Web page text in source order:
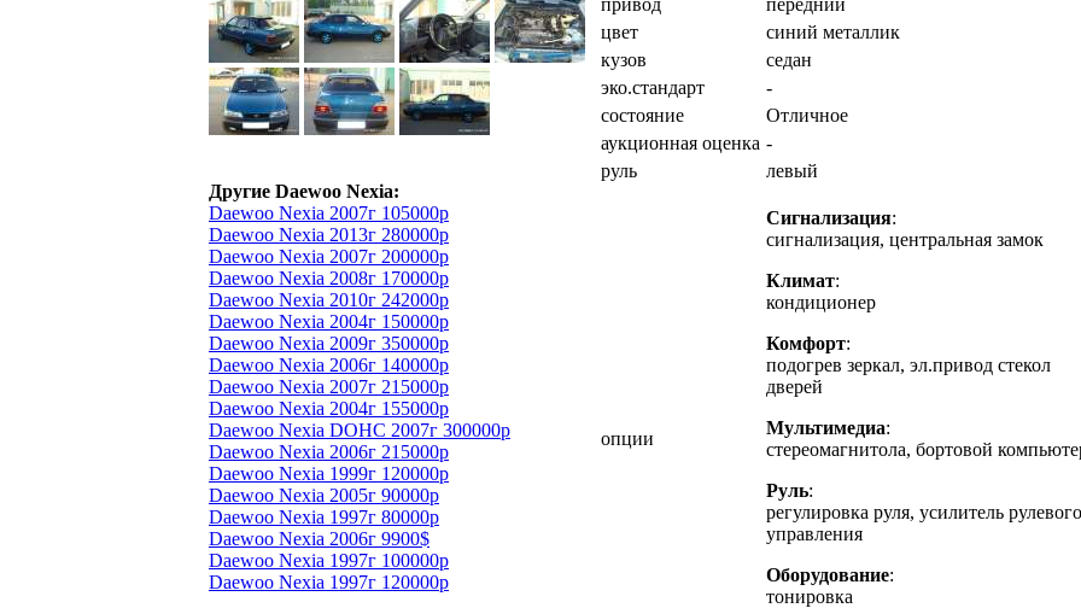
Другие Daewoo Nexia:
Daewoo Nexia 2007г 105000р
Daewoo Nexia 2013г 280000р
Daewoo Nexia 2007г 200000р
Daewoo Nexia 2008г 170000р
Daewoo Nexia 2010г 242000р
Daewoo Nexia 2004г 150000р
Daewoo Nexia 2009г 350000р
Daewoo Nexia 2006г 140000р
Daewoo Nexia 2007г 215000р
Daewoo Nexia 2004г 155000р
Daewoo Nexia DOHC 2007г 300000р
Daewoo Nexia 2006г 215000р
Daewoo Nexia 1999г 120000р
Daewoo Nexia 2005г 90000р
Daewoo Nexia 1997г 80000р
Daewoo Nexia 2006г 9900$
Daewoo Nexia 1997г 100000р
Daewoo Nexia 1997г 120000р
привод
передний
цвет
синий металлик
кузов
седан
эко.стандарт
-
состояние
Отличное
аукционная оценка -
руль
левый
опции
Сигнализация:
сигнализация, центральная замок
Климат:
кондиционер
Комфорт:
подогрев зеркал, эл.привод стекол
дверей
Мультимедиа:
стереомагнитола, бортовой
Руль:
регулировка руля, усилитель рулевого
управления
Оборудование:
тонировка